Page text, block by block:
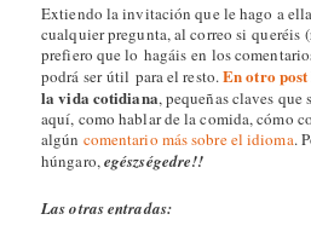
Extiendo la invitación que le hago a
cualquier pregunta, al correo si queréis
prefiero que lo hagáis en los
podrá ser útil para el resto. En otro post
la vida cotidiana, pequeñas claves
aquí, como hablar de la comida, cómo
algún comentario más sobre el idioma.
húngaro, egészségedre!!
Las otras entradas: